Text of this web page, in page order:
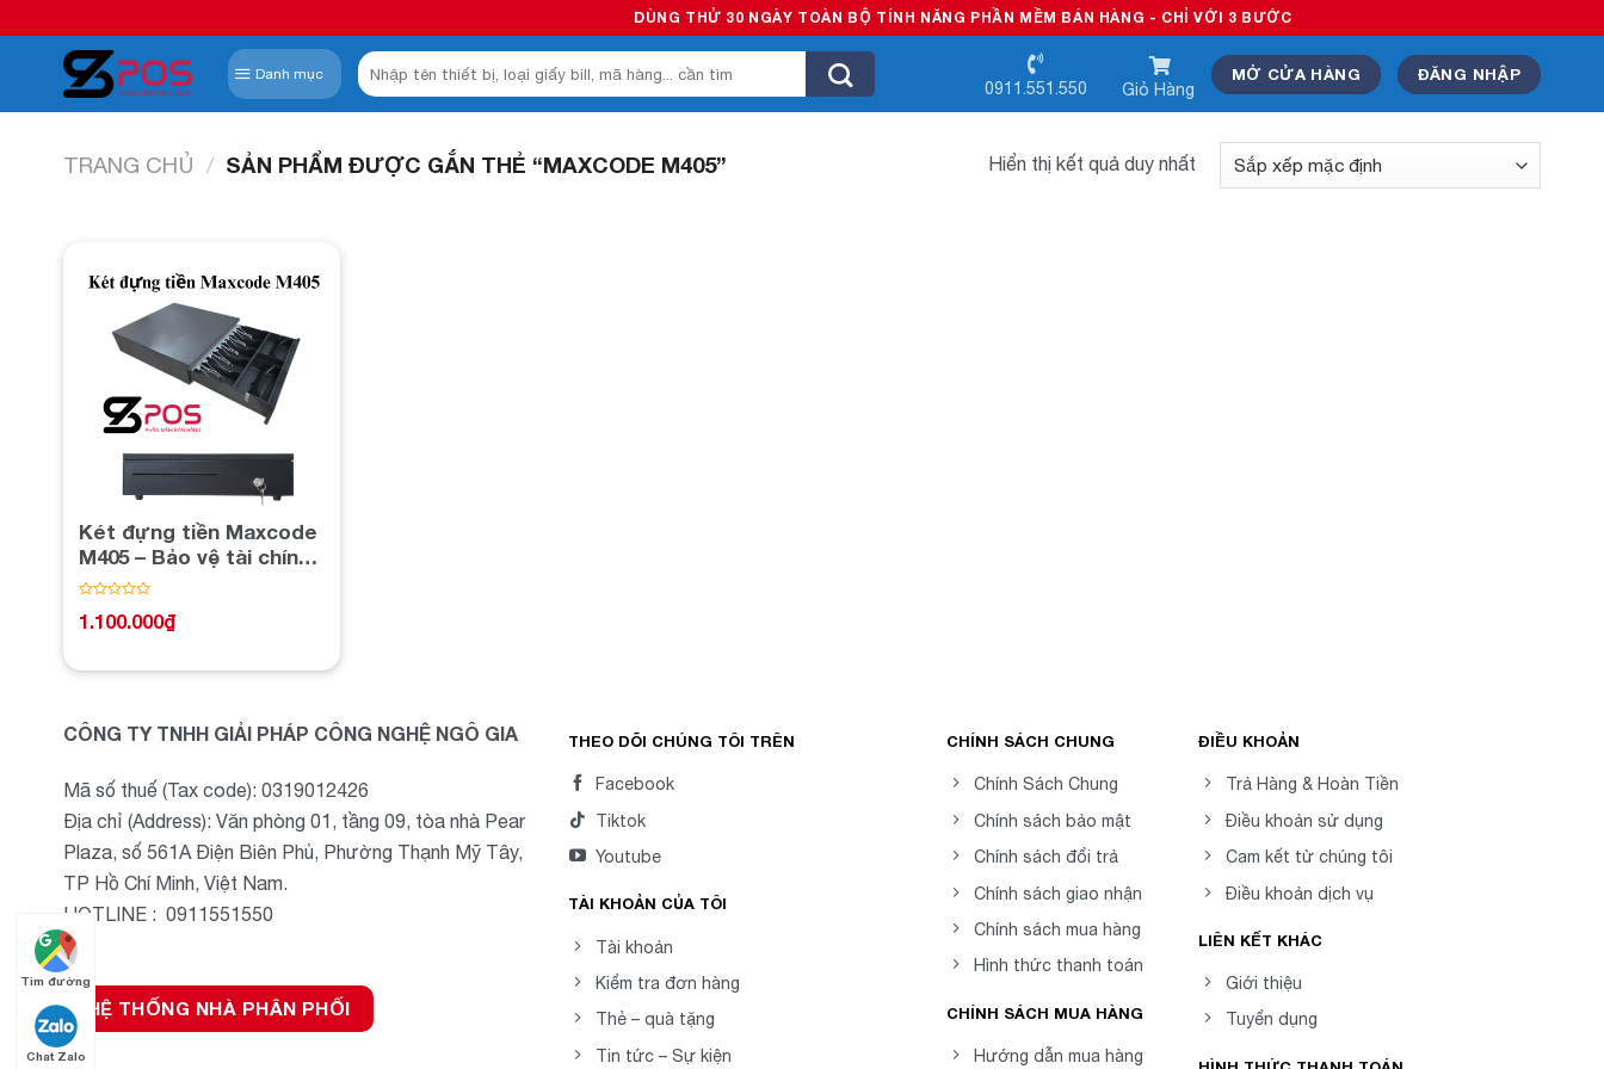
to
content
DÙNG THỬ 30 NGÀY TOÀN BỘ TÍNH NĂNG PHẦN MỀM BÁN HÀNG - CHỈ VỚI 3 BƯỚC
Danh mục
Tìm
kiếm:
0911.551.550 Giỏ Hàng
MỞ CỬA HÀNG ĐĂNG NHẬP
TRANG CHỦ / SẢN PHẨM ĐƯỢC GẮN THẺ “MAXCODE M405” Hiển thị kết quả duy nhất
Add to
wishlist
Két đựng tiền Maxcode
M405 – Bảo vệ tài chính
của bạn
xếp
5
1.100.000₫
CÔNG TY TNHH GIẢI PHÁP CÔNG NGHỆ NGÔ GIA
Mã số thuế (Tax code): 0319012426
Địa chỉ (Address): Văn phòng 01, tầng 09, tòa nhà Pear
Plaza, số 561A Điện Biên Phủ, Phường Thạnh Mỹ Tây,
TP Hồ Chí Minh, Việt Nam.
HOTLINE : 0911551550
HỆ THỐNG NHÀ PHÂN PHỐI
THEO DÕI CHÚNG TÔI TRÊN
Facebook
Tiktok
Youtube
TÀI KHOẢN CỦA TÔI
Tài khoản
Kiểm tra đơn hàng
Thẻ – quà tặng
Tin tức – Sự kiện
CHÍNH SÁCH CHUNG
Chính Sách Chung
Chính sách bảo mật
Chính sách đổi trả
Chính sách giao nhận
Chính sách mua hàng
Hình thức thanh toán
CHÍNH SÁCH MUA HÀNG
Hướng dẫn mua hàng
ĐIỀU KHOẢN
Trả Hàng & Hoàn Tiền
Điều khoản sử dụng
Cam kết từ chúng tôi
Điều khoản dịch vụ
LIÊN KẾT KHÁC
Giới thiệu
Tuyển dụng
Tìm đường
Chat Zalo